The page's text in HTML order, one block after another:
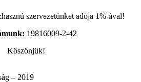
szervezetünket adója 1%-ával!
19816009-2-42
Köszönjük!
– 2019